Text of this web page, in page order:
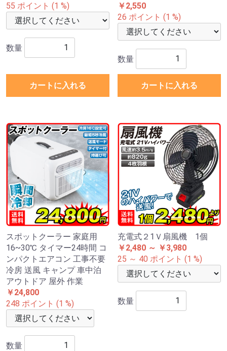
55 ポイント (1 %)
数量
カートに入れる
￥2,550
26 ポイント (1 %)
数量
カートに入れる
スポットクーラー 家庭用
16~30℃ タイマー24時間 コ
ンパクトエアコン 工事不要
冷房 送風 キャンプ 車中泊
アウトドア 屋外 作業
￥24,800
248 ポイント (1 %)
数量
充電式２1Ｖ扇風機 1個
￥2,480 ～ ￥3,980
25 ～ 40 ポイント (1 %)
数量